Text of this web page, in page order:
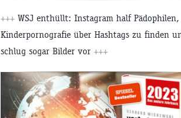
+++ WSJ enthüllt: Instagram half Pädophilen,
Kinderpornografie über Hashtags zu finden
schlug sogar Bilder vor +++